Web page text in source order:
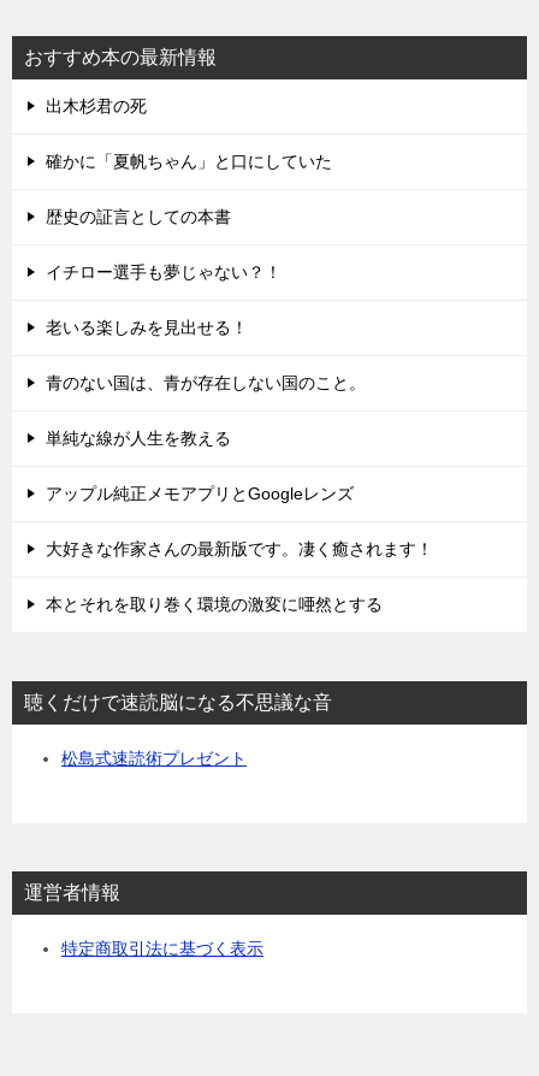
おすすめ本の最新情報
出木杉君の死
確かに「夏帆ちゃん」と口にしていた
歴史の証言としての本書
イチロー選手も夢じゃない？！
老いる楽しみを見出せる！
青のない国は、青が存在しない国のこと。
単純な線が人生を教える
アップル純正メモアプリとGoogleレンズ
大好きな作家さんの最新版です。凄く癒されます！
本とそれを取り巻く環境の激変に唖然とする
聴くだけで速読脳になる不思議な音
松島式速読術プレゼント
運営者情報
特定商取引法に基づく表示